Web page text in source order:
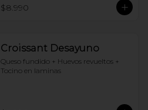
$8.990
Croissant Desayuno
Queso fundido + Huevos revueltos +
Tocino en laminas